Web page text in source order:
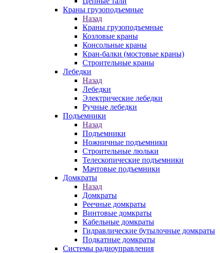
Краны грузоподъемные
Назад
Краны грузоподъемные
Козловые краны
Консольные краны
Кран-балки (мостовые краны)
Строительные краны
Лебедки
Назад
Лебедки
Электрические лебедки
Ручные лебедки
Подъемники
Назад
Подъемники
Ножничные подъемники
Строительные люльки
Телескопические подъемники
Мачтовые подъемники
Домкраты
Назад
Домкраты
Реечные домкраты
Винтовые домкраты
Кабельные домкраты
Гидравлические бутылочные домкраты
Подкатные домкраты
Системы радиоуправления